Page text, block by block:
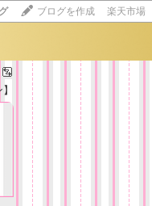
ブログを作成 楽天市場
【毎日開催】
15記事にいいね！で1ポイント
10秒滞在